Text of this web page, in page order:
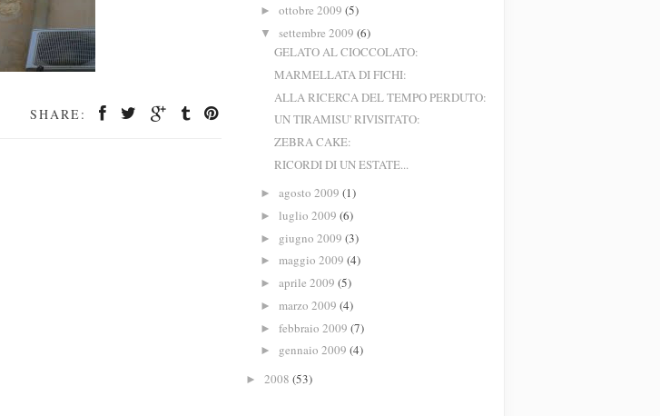
SHARE:
► ottobre 2009 (5)
▼ settembre 2009 (6)
GELATO AL CIOCCOLATO:
MARMELLATA DI FICHI:
ALLA RICERCA DEL TEMPO PERDUTO:
UN TIRAMISU' RIVISITATO:
ZEBRA CAKE:
RICORDI DI UN ESTATE...
► agosto 2009 (1)
► luglio 2009 (6)
► giugno 2009 (3)
► maggio 2009 (4)
► aprile 2009 (5)
► marzo 2009 (4)
► febbraio 2009 (7)
► gennaio 2009 (4)
► 2008 (53)